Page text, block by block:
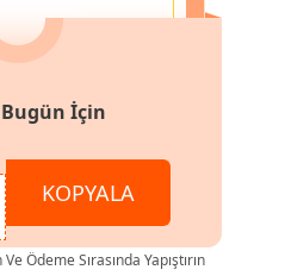
Bugün İçin
KOPYALA
Ödeme Sırasında Yapıştırın